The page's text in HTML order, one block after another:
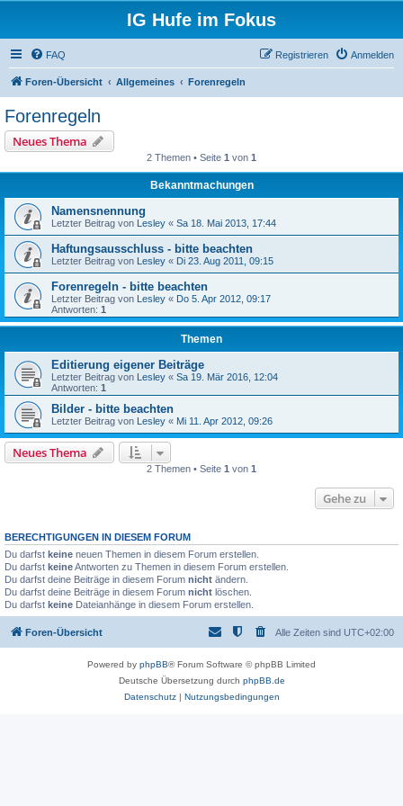
IG Hufe im Fokus
FAQ Anmelden
Registrieren
Foren-Übersicht Allgemeines Forenregeln
Forenregeln
Neues Thema
2 Themen • Seite 1 von 1
Bekanntmachungen
Namensnennung
Letzter Beitrag von Lesley « Sa 18. Mai 2013, 17:44
Haftungsausschluss - bitte beachten
Letzter Beitrag von Lesley « Di 23. Aug 2011, 09:15
Forenregeln - bitte beachten
Letzter Beitrag von Lesley « Do 5. Apr 2012, 09:17
Antworten: 1
Themen
Editierung eigener Beiträge
Letzter Beitrag von Lesley « Sa 19. Mär 2016, 12:04
Antworten: 1
Bilder - bitte beachten
Letzter Beitrag von Lesley « Mi 11. Apr 2012, 09:26
Neues Thema
2 Themen • Seite 1 von 1
Gehe zu
BERECHTIGUNGEN IN DIESEM FORUM
Du darfst keine neuen Themen in diesem Forum erstellen.
Du darfst keineAntworten zu Themen in diesem Forum erstellen.
Du darfst deine Beiträge in diesem Forum nicht ändern.
Du darfst deine Beiträge in diesem Forum nicht löschen.
Du darfst keine Dateianhänge in diesem Forum erstellen.
Foren-Übersicht Alle Zeiten sind UTC+02:00
Powered by phpBB® Forum Software © phpBB Limited
Deutsche Übersetzung durch phpBB.de
Datenschutz| Nutzungsbedingungen